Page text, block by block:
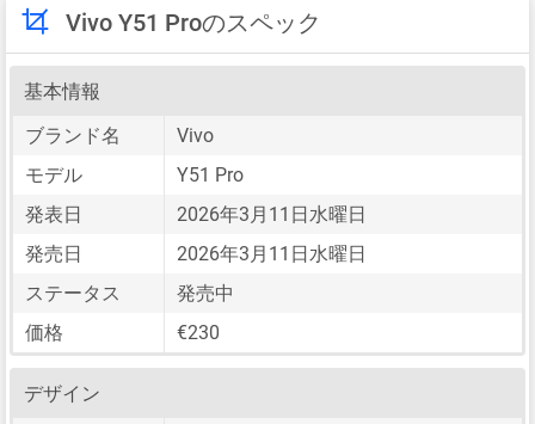
Vivo Y51 Proのスペック
基本情報
ブランド名
Vivo
モデル
Y51 Pro
発表日
2026年3月11日水曜日
発売日
2026年3月11日水曜日
ステータス
発売中
価格
€230
デザイン